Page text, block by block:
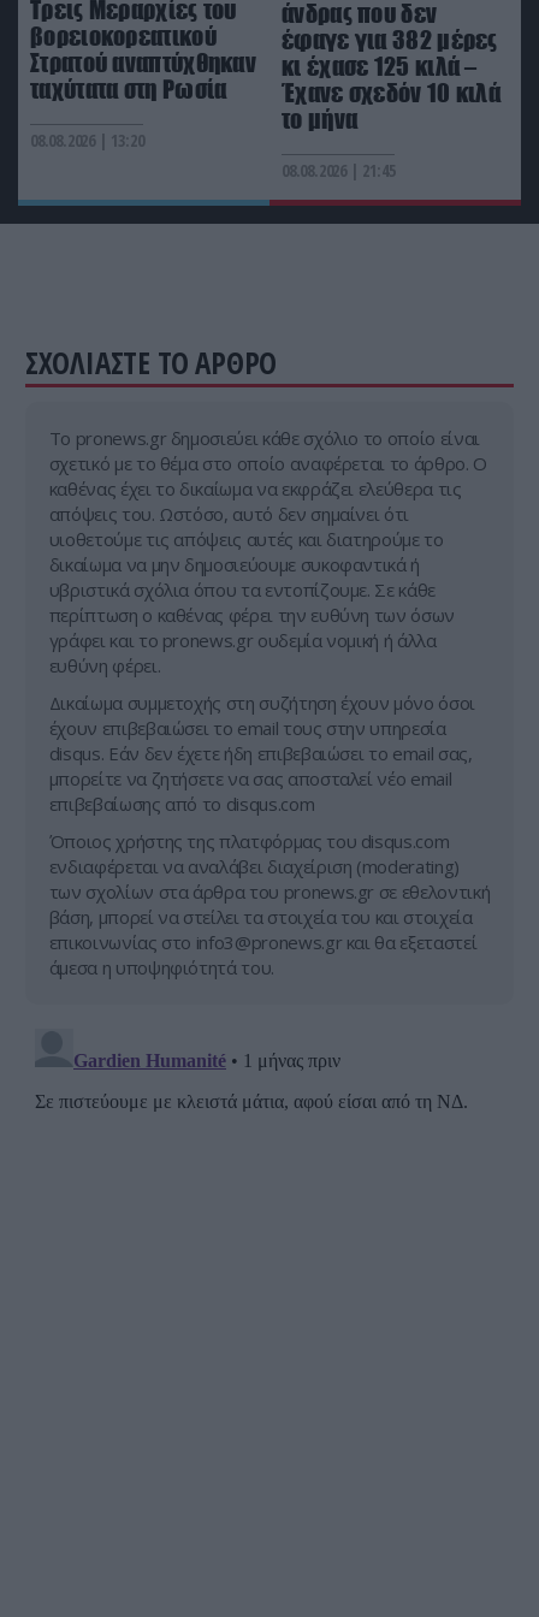
πρόγραμμα ομιλιών του για να «χτυπήσει» τον
Κ.Μητσοτάκη
ΔΙΕΘΝΗΣ ΑΣΦΑΛΕΙΑ 09:45
Οι Χούθι δοκιμάζουν την αμυντική συμμαχία
Τουρκίας-Σ.Αραβίας – Το παράδοξο των
ελληνικών Patriot στην περιοχή
Τρεις Μεραρχίες του
βορειοκορεατικού
Στρατού αναπτύχθηκαν
ταχύτατα στη Ρωσία
08.08.2026 | 13:20
άνδρας που δεν
έφαγε για 382 μέρες
κι έχασε 125 κιλά –
Έχανε σχεδόν 10 κιλά
το μήνα
08.08.2026 | 21:45
ΣΧΟΛΙΑΣΤΕ ΤΟ ΑΡΘΡΟ
Tο pronews.gr δημοσιεύει κάθε σχόλιο το οποίο είναι
σχετικό με το θέμα στο οποίο αναφέρεται το άρθρο. Ο
καθένας έχει το δικαίωμα να εκφράζει ελεύθερα τις
απόψεις του. Ωστόσο, αυτό δεν σημαίνει ότι
υιοθετούμε τις απόψεις αυτές και διατηρούμε το
δικαίωμα να μην δημοσιεύουμε συκοφαντικά ή
υβριστικά σχόλια όπου τα εντοπίζουμε. Σε κάθε
περίπτωση ο καθένας φέρει την ευθύνη των όσων
γράφει και το pronews.gr ουδεμία νομική ή άλλα
ευθύνη φέρει.
Δικαίωμα συμμετοχής στη συζήτηση έχουν μόνο όσοι
έχουν επιβεβαιώσει το email τους στην υπηρεσία
disqus. Εάν δεν έχετε ήδη επιβεβαιώσει το email σας,
μπορείτε να ζητήσετε να σας αποσταλεί νέο email
επιβεβαίωσης από το disqus.com
Όποιος χρήστης της πλατφόρμας του disqus.com
ενδιαφέρεται να αναλάβει διαχείριση (moderating)
των σχολίων στα άρθρα του pronews.gr σε εθελοντική
βάση, μπορεί να στείλει τα στοιχεία του και στοιχεία
επικοινωνίας στο info3@pronews.gr και θα εξεταστεί
άμεσα η υποψηφιότητά του.